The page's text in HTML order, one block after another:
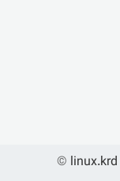
© linux.krd